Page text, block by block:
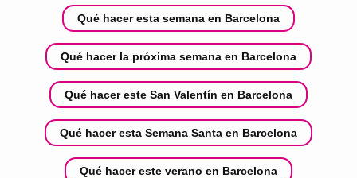
Qué hacer esta semana en Barcelona
Qué hacer la próxima semana en Barcelona
Qué hacer este San Valentín en Barcelona
Qué hacer esta Semana Santa en Barcelona
Qué hacer este verano en Barcelona